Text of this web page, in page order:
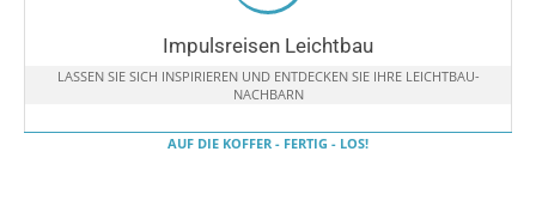
Impulsreisen Leichtbau
LASSEN SIE SICH INSPIRIEREN UND ENTDECKEN SIE IHRE LEICHTBAU-
NACHBARN
AUF DIE KOFFER - FERTIG - LOS!